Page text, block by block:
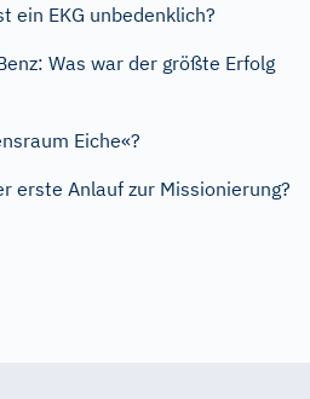
ein EKG unbedenklich?
Was war der größte Erfolg
Eiche«?
erste Anlauf zur Missionierung?